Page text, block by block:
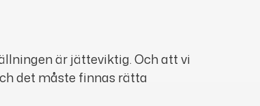
är jätteviktig. Och att vi
det måste finnas rätta